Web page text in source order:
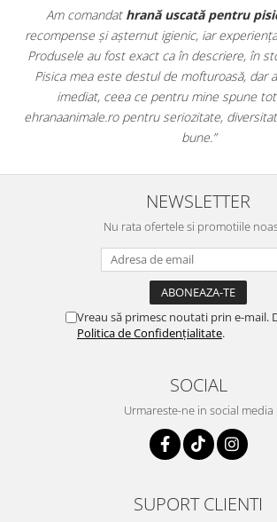
rapid.
foarte
Apreciez foarte mult faptul că pe
doar hrană, ci și produse din
antiparazitare, suplimente și soluții
comod să pot comanda tot ce am
dintr-un singur loc. Livrarea a fost
originale și în termen. Magazin serios,
pentru orice stăpân de
NEWSLETTER
Nu rata ofertele si promotiile
Vreau să primesc noutati prin e-mail.
Politica de Confidențialitate.
SOCIAL
Urmareste-ne in social media
SUPORT CLIENTI